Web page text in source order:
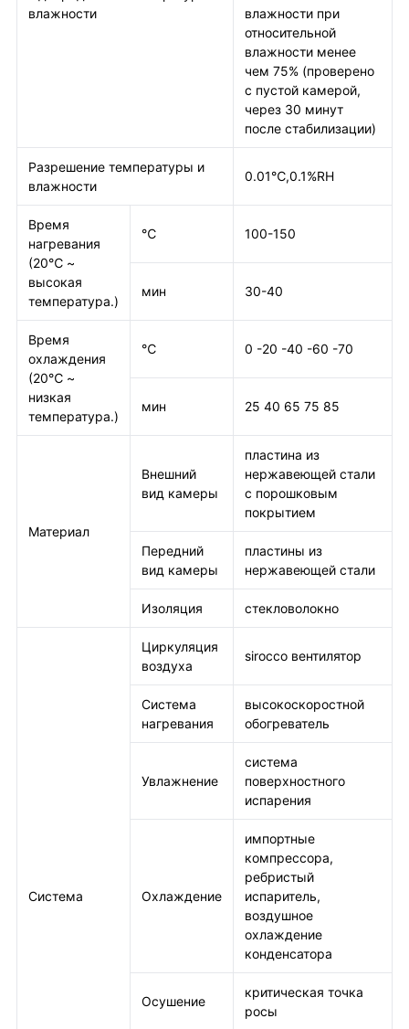
влажности
влажности при
относительной
влажности менее
чем 75% (проверено
с пустой камерой,
через 30 минут
после стабилизации)
Разрешение температуры и
влажности
0.01℃,0.1%RH
Время
нагревания
(20℃ ~
высокая
температура.)
℃ 100-150
мин 30-40
Время
охлаждения
(20℃ ~
низкая
температура.)
℃ 0 -20 -40 -60 -70
мин 25 40 65 75 85
Материал
Внешний
вид камеры
пластина из
нержавеющей стали
с порошковым
покрытием
Передний
вид камеры
пластины из
нержавеющей стали
Изоляция стекловолокно
Система
Циркуляция
воздуха
sirocco вентилятор
Система
нагревания
высокоскоростной
обогреватель
Увлажнение
система
поверхностного
испарения
Охлаждение
импортные
компрессора,
ребристый
испаритель,
воздушное
охлаждение
конденсатора
Осушение
критическая точка
росы